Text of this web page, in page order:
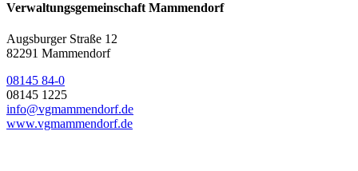
Verwaltungsgemeinschaft Mammendorf
Augsburger Straße 12
82291 Mammendorf
08145 84-0
08145 1225
info@vgmammendorf.de
www.vgmammendorf.de